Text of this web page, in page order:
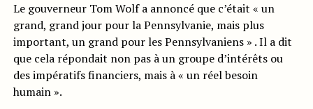
Le gouverneur Tom Wolf a annoncé que c’était « un
grand, grand jour pour la Pennsylvanie, mais plus
important, un grand pour les Pennsylvaniens » . Il a dit
que cela répondait non pas à un groupe d’intérêts ou
des impératifs financiers, mais à « un réel besoin
humain ».